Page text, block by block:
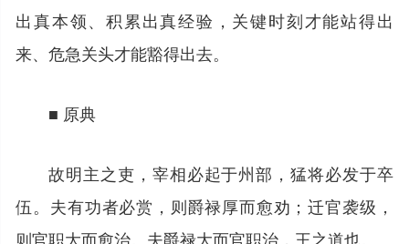
出真本领、积累出真经验，关键时刻才能站得出
来、危急关头才能豁得出去。
■ 原典
故明主之吏，宰相必起于州部，猛将必发于卒
伍。夫有功者必赏，则爵禄厚而愈劝；迁官袭级，
则官职大而愈治。夫爵禄大而官职治，王之道也。